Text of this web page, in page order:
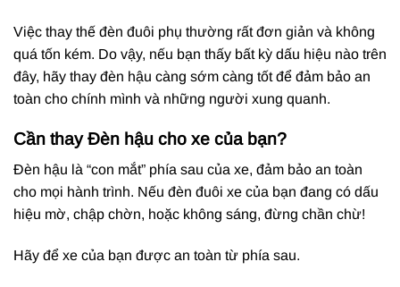
Việc thay thế đèn đuôi phụ thường rất đơn giản và không
quá tốn kém. Do vậy, nếu bạn thấy bất kỳ dấu hiệu nào trên
đây, hãy thay đèn hậu càng sớm càng tốt để đảm bảo an
toàn cho chính mình và những người xung quanh.
Cần thay Đèn hậu cho xe của bạn?
Đèn hậu là “con mắt” phía sau của xe, đảm bảo an toàn
cho mọi hành trình. Nếu đèn đuôi xe của bạn đang có dấu
hiệu mờ, chập chờn, hoặc không sáng, đừng chần chừ!
Hãy để xe của bạn được an toàn từ phía sau.